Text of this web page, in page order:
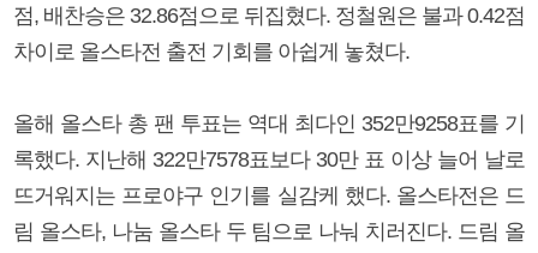
점, 배찬승은 32.86점으로 뒤집혔다. 정철원은 불과 0.42점
차이로 올스타전 출전 기회를 아쉽게 놓쳤다.
올해 올스타 총 팬 투표는 역대 최다인 352만9258표를 기
록했다. 지난해 322만7578표보다 30만 표 이상 늘어 날로
뜨거워지는 프로야구 인기를 실감케 했다. 올스타전은 드
림 올스타, 나눔 올스타 두 팀으로 나눠 치러진다. 드림 올